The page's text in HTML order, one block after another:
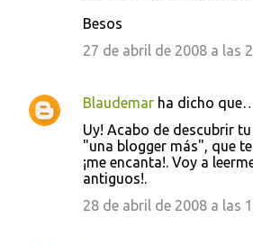
i
o
Besos
27 de abril de 2008 a las
Blaudemar ha dicho
Uy! Acabo de descubrir
"una blogger más", que
¡me encanta!. Voy a
antiguos!.
28 de abril de 2008 a las